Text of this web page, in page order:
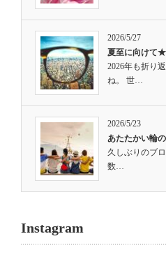
2026/5/27
夏至に向けて
2026年も折り
ね。 世…
2026/5/23
あたたかい輪
久しぶりのブ
数…
Instagram